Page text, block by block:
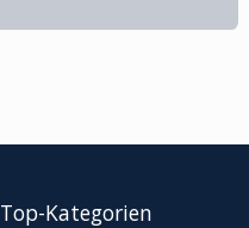
Top-Kategorien